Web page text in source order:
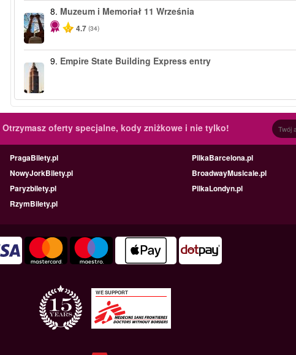
8. Muzeum i Memoriał 11 Września
4.7 (34)
9. Empire State Building Express entry
Otrzymasz oferty specjalne, kody zniżkowe i nie tylko!
PragaBilety.pl
PilkaBarcelona.pl
NowyJorkBilety.pl
BroadwayMusicale.pl
Paryzbilety.pl
PilkaLondyn.pl
RzymBilety.pl
WE SUPPORT